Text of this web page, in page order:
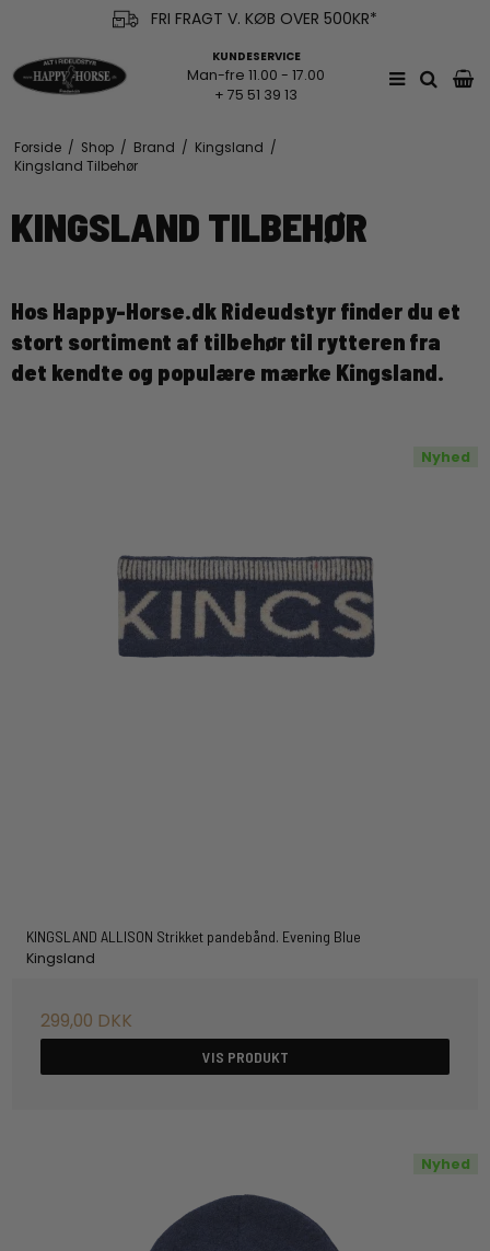
FRI FRAGT V. KØB OVER 500KR*
KUNDESERVICE
Man-fre 11.00 - 17.00
+ 75 51 39 13
Forside / Shop / Brand / Kingsland /
Kingsland Tilbehør
KINGSLAND TILBEHØR
Hos Happy-Horse.dk Rideudstyr finder du et
stort sortiment af tilbehør til rytteren fra
det kendte og populære mærke Kingsland.
Nyhed
KINGSLAND ALLISON Strikket pandebånd. Evening Blue
Kingsland
299,00 DKK
VIS PRODUKT
Nyhed